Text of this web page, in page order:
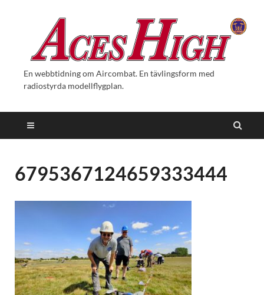
En webbtidning om Aircombat. En tävlingsform med
radiostyrda modellflygplan.
6795367124659333444